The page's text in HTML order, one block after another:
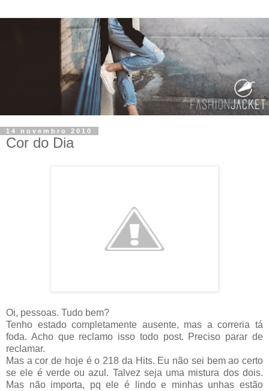
14 novembro 2010
Cor do Dia
Oi, pessoas. Tudo bem?
Tenho estado completamente ausente, mas a correria tá
foda. Acho que reclamo isso todo post. Preciso parar de
reclamar.
Mas a cor de hoje é o 218 da Hits. Eu não sei bem ao certo
se ele é verde ou azul. Talvez seja uma mistura dos dois.
Mas não importa, pq ele é lindo e minhas unhas estão